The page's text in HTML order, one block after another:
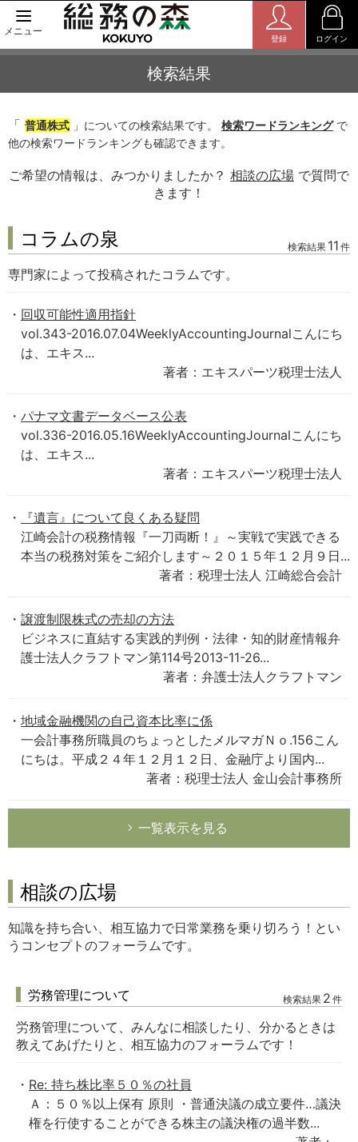
メニュー
登録 ログイン
検索結果
「 普通株式 」についての検索結果です。 検索ワードランキングで
他の検索ワードランキングも確認できます。
ご希望の情報は、みつかりましたか？ 相談の広場 で質問で
きます！
コラムの泉 検索結果 11 件
専門家によって投稿されたコラムです。
回収可能性適用指針
vol.343-2016.07.04WeeklyAccountingJournalこんにち
は、エキス...
著者：エキスパーツ税理士法人
パナマ文書データベース公表
vol.336-2016.05.16WeeklyAccountingJournalこんにち
は、エキス...
著者：エキスパーツ税理士法人
『遺言』について良くある疑問
江崎会計の税務情報『一刀両断！』～実戦で実践できる
本当の税務対策をご紹介します～２０１５年１２月９日...
著者：税理士法人 江崎総合会計
譲渡制限株式の売却の方法
ビジネスに直結する実践的判例・法律・知的財産情報弁
護士法人クラフトマン第114号2013-11-26...
著者：弁護士法人クラフトマン
地域金融機関の自己資本比率に係
一会計事務所職員のちょっとしたメルマガＮｏ.156こん
にちは。平成２４年１２月１２日、金融庁より国内...
著者：税理士法人 金山会計事務所
一覧表示を見る
相談の広場
知識を持ち合い、相互協力で日常業務を乗り切ろう！とい
うコンセプトのフォーラムです。
労務管理について 検索結果 2 件
労務管理について、みんなに相談したり、分かるときは
教えてあげたりと、相互協力のフォーラムです！
Re: 持ち株比率５０％の社員
Ａ：５０％以上保有 原則 ・普通決議の成立要件…議決
権を行使することができる株主の議決権の過半数...